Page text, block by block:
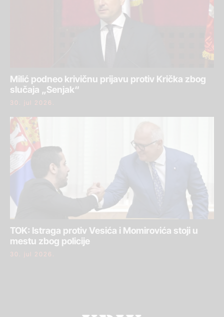
Milić podneo krivičnu prijavu protiv Krička zbog
slučaja „Senjak“
30. jul 2026.
TOK: Istraga protiv Vesića i Momirovića stoji u
mestu zbog policije
30. jul 2026.